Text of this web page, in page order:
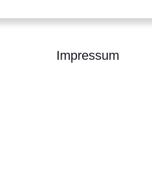
Impressum